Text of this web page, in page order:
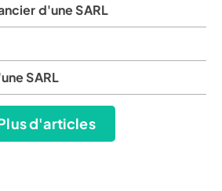
d'une SARL
SARL
d'articles